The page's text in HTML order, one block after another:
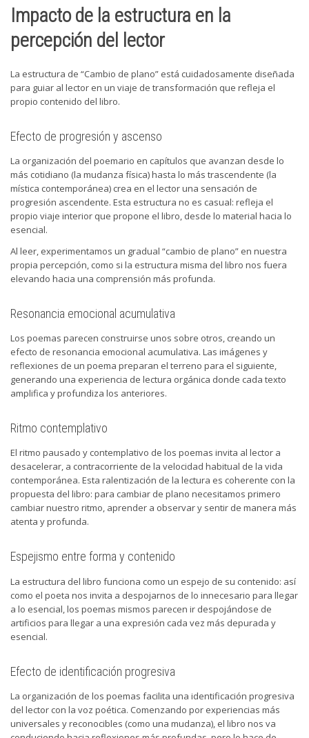
Impacto de la estructura en la
percepción del lector
La estructura de “Cambio de plano” está cuidadosamente diseñada
para guiar al lector en un viaje de transformación que refleja el
propio contenido del libro.
Efecto de progresión y ascenso
La organización del poemario en capítulos que avanzan desde lo
más cotidiano (la mudanza física) hasta lo más trascendente (la
mística contemporánea) crea en el lector una sensación de
progresión ascendente. Esta estructura no es casual: refleja el
propio viaje interior que propone el libro, desde lo material hacia lo
esencial.
Al leer, experimentamos un gradual “cambio de plano” en nuestra
propia percepción, como si la estructura misma del libro nos fuera
elevando hacia una comprensión más profunda.
Resonancia emocional acumulativa
Los poemas parecen construirse unos sobre otros, creando un
efecto de resonancia emocional acumulativa. Las imágenes y
reflexiones de un poema preparan el terreno para el siguiente,
generando una experiencia de lectura orgánica donde cada texto
amplifica y profundiza los anteriores.
Ritmo contemplativo
El ritmo pausado y contemplativo de los poemas invita al lector a
desacelerar, a contracorriente de la velocidad habitual de la vida
contemporánea. Esta ralentización de la lectura es coherente con la
propuesta del libro: para cambiar de plano necesitamos primero
cambiar nuestro ritmo, aprender a observar y sentir de manera más
atenta y profunda.
Espejismo entre forma y contenido
La estructura del libro funciona como un espejo de su contenido: así
como el poeta nos invita a despojarnos de lo innecesario para llegar
a lo esencial, los poemas mismos parecen ir despojándose de
artificios para llegar a una expresión cada vez más depurada y
esencial.
Efecto de identificación progresiva
La organización de los poemas facilita una identificación progresiva
del lector con la voz poética. Comenzando por experiencias más
universales y reconocibles (como una mudanza), el libro nos va